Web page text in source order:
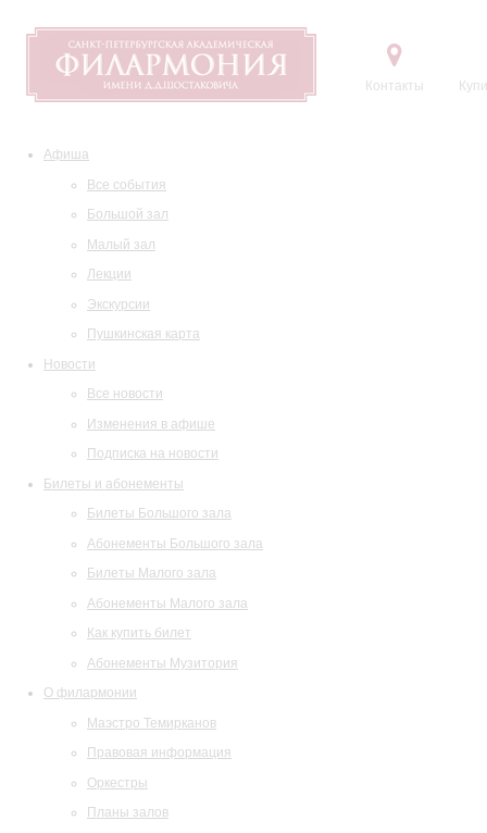
Контакты
Афиша
Все события
Большой зал
Малый зал
Лекции
Экскурсии
Пушкинская карта
Новости
Все новости
Изменения в афише
Подписка на новости
Билеты и абонементы
Билеты Большого зала
Абонементы Большого зала
Билеты Малого зала
Абонементы Малого зала
Как купить билет
Абонементы Музитория
О филармонии
Маэстро Темирканов
Правовая информация
Оркестры
Планы залов